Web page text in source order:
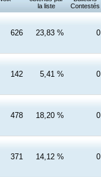
la liste
Contestés
626 23,83 % 0
142 5,41 % 0
478 18,20 % 0
371 14,12 % 0